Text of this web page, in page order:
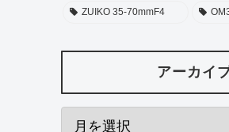
ZUIKO 35-70mmF4
アーカイ